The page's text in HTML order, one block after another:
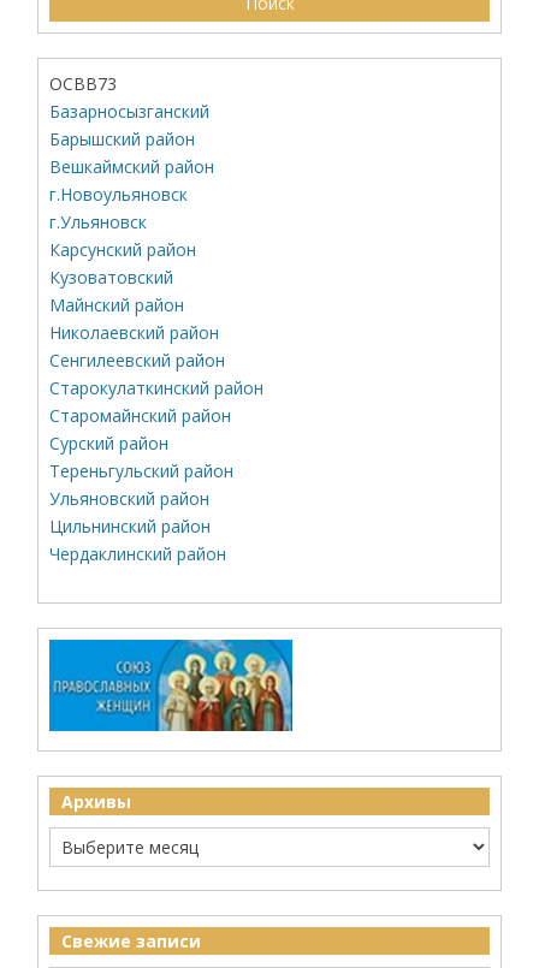
ОСВВ73
Базарносызганский
Барышский район
Вешкаймский район
г.Новоульяновск
г.Ульяновск
Карсунский район
Кузоватовский
Майнский район
Николаевский район
Сенгилеевский район
Старокулаткинский район
Старомайнский район
Сурский район
Тереньгульский район
Ульяновский район
Цильнинский район
Чердаклинский район
Архивы
Свежие записи